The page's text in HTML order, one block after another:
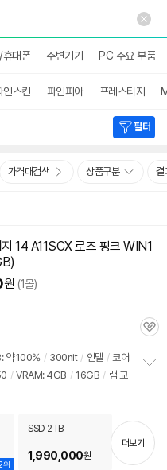
휴대폰 주변기기 PC 주요 부품
인스킨 파인피아 프레스티지
필터
가격대검색 상품구분 결
14 A11SCX 로즈 핑크 WIN1
원 (1몰)
관
약 100% / 300nit / 인텔 / 코어i
/ VRAM: 4GB / 16GB / 램 교
기
위
SSD 2TB
1,990,000원
더보기